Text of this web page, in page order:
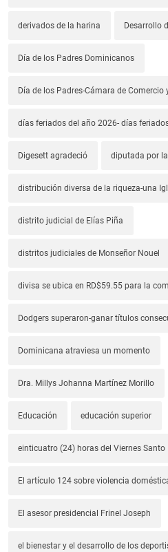
derivados de la harina Desarrollo
Día de los Padres Dominicanos
Día de los Padres-Cámara de
días feriados del año 2026- días
Digesett agradeció diputada por
distribución diversa de la riqueza-una
distrito judicial de Elías Piña
distritos judiciales de Monseñor Nouel
divisa se ubica en RD$59.55 para la
Dodgers superaron-ganar títulos
Dominicana atraviesa un momento
Dra. Millys Johanna Martínez Morillo
Educación educación superior
einticuatro (24) horas del Viernes Santo
El artículo 124 sobre violencia
El asesor presidencial Frinel Joseph
el bienestar y el desarrollo de los